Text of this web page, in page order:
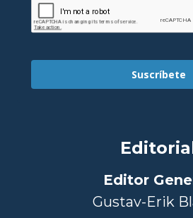
Suscríbete
Editor
Gustav-Erik